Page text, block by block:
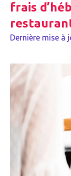
frais
Dernière mise à